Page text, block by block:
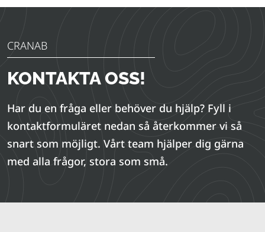
CRANAB
KONTAKTA OSS!
Har du en fråga eller behöver du hjälp? Fyll i
kontaktformuläret nedan så återkommer vi så
snart som möjligt. Vårt team hjälper dig gärna
med alla frågor, stora som små.